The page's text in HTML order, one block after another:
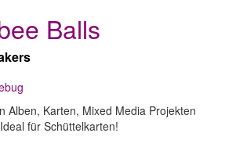
Balls
Alben, Karten, Mixed Media Projekten
für Schüttelkarten!